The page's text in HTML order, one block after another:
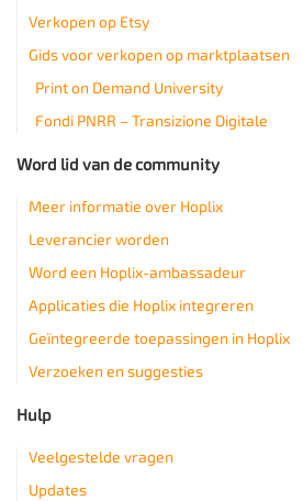
Verkopen op Etsy
Gids voor verkopen op marktplaatsen
Print on Demand University
Fondi PNRR – Transizione Digitale
Word lid van de community
Meer informatie over Hoplix
Leverancier worden
Word een Hoplix-ambassadeur
Applicaties die Hoplix integreren
Geïntegreerde toepassingen in Hoplix
Verzoeken en suggesties
Hulp
Veelgestelde vragen
Updates